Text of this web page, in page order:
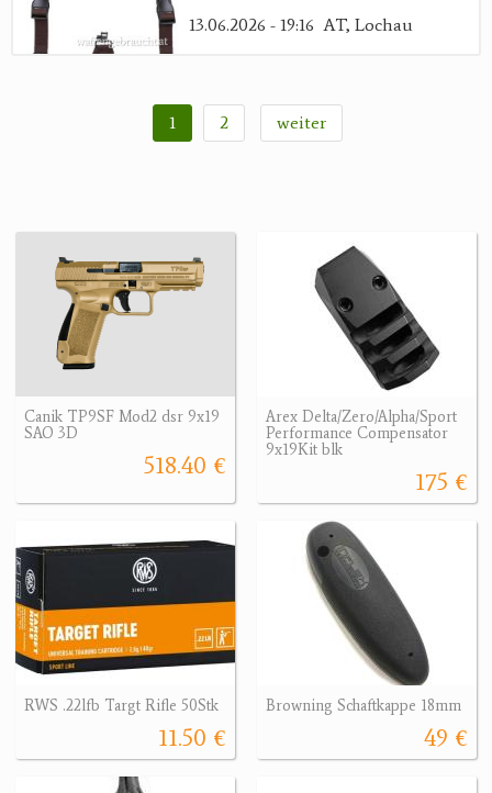
13.06.2026 - 19:16 AT, Lochau
1 2 weiter
Canik TP9SF Mod2 dsr 9x19
SAO 3D
518.40 €
Arex Delta/Zero/Alpha/Sport
Performance Compensator
9x19Kit blk
175 €
RWS .22lfb Targt Rifle 50Stk
11.50 €
Browning Schaftkappe 18mm
49 €